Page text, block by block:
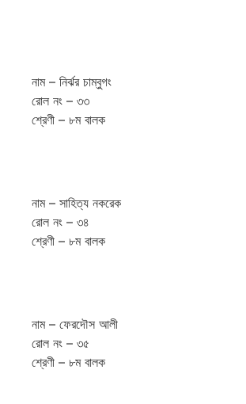
নাম – নির্ঝর চাম্বুগং
রোল নং – ৩৩
শ্রেণী – ৮ম বালক
নাম – সাহিত্য নকরেক
রোল নং – ৩৪
শ্রেণী – ৮ম বালক
নাম – ফেরদৌস আলী
রোল নং – ৩৫
শ্রেণী – ৮ম বালক